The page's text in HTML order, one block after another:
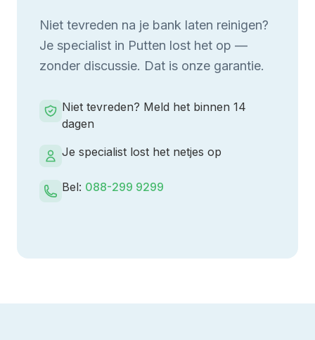
Niet tevreden na je bank laten reinigen?
Je specialist in Putten lost het op —
zonder discussie. Dat is onze garantie.
Niet tevreden? Meld het binnen 14
dagen
Je specialist lost het netjes op
Bel: 088-299 9299